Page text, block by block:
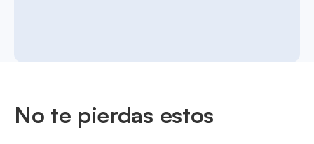
No te pierdas estos